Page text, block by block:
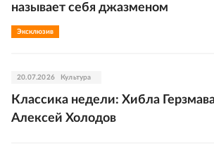
называет себя джазменом
Эксклюзив
20.07.2026 Культура
Классика недели: Хибла
Алексей Холодов